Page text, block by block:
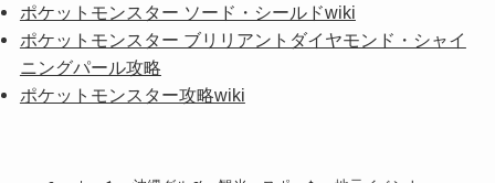
ポケットモンスター ソード・シールドwiki
ポケットモンスター ブリリアントダイヤモンド・シャイ
ニングパール攻略
ポケットモンスター攻略wiki